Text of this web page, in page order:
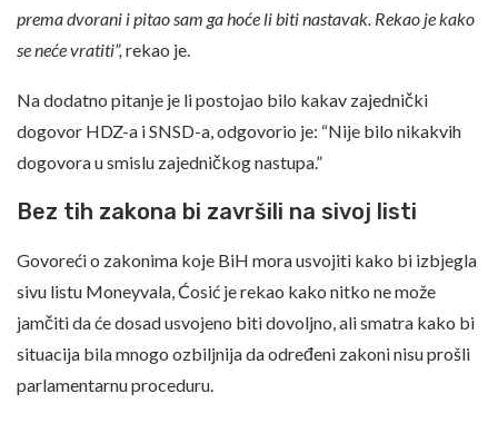
prema dvorani i pitao sam ga hoće li biti nastavak. Rekao je kako
se neće vratiti”, rekao je.
Na dodatno pitanje je li postojao bilo kakav zajednički
dogovor HDZ-a i SNSD-a, odgovorio je: “Nije bilo nikakvih
dogovora u smislu zajedničkog nastupa.”
Bez tih zakona bi završili na sivoj listi
Govoreći o zakonima koje BiH mora usvojiti kako bi izbjegla
sivu listu Moneyvala, Ćosić je rekao kako nitko ne može
jamčiti da će dosad usvojeno biti dovoljno, ali smatra kako bi
situacija bila mnogo ozbiljnija da određeni zakoni nisu prošli
parlamentarnu proceduru.